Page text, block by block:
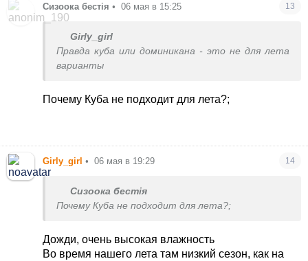
Сизоока бестія • 06 мая в 15:25 13
Girly_girl
Правда куба или доминикана - это не для лета
варианты
Почему Куба не подходит для лета?;
Girly_girl • 06 мая в 19:29 14
Сизоока бестія
Почему Куба не подходит для лета?;
Дожди, очень высокая влажность
Во время нашего лета там низкий сезон, как на